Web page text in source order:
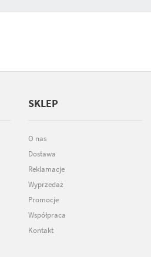
SKLEP
O nas
Dostawa
Reklamacje
Wyprzedaż
Promocje
Współpraca
Kontakt